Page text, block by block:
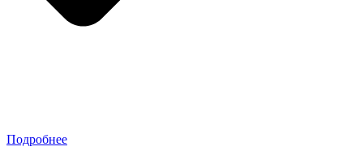
Подробнее